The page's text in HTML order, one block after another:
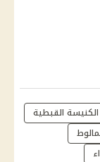
الكنيسة القبطية